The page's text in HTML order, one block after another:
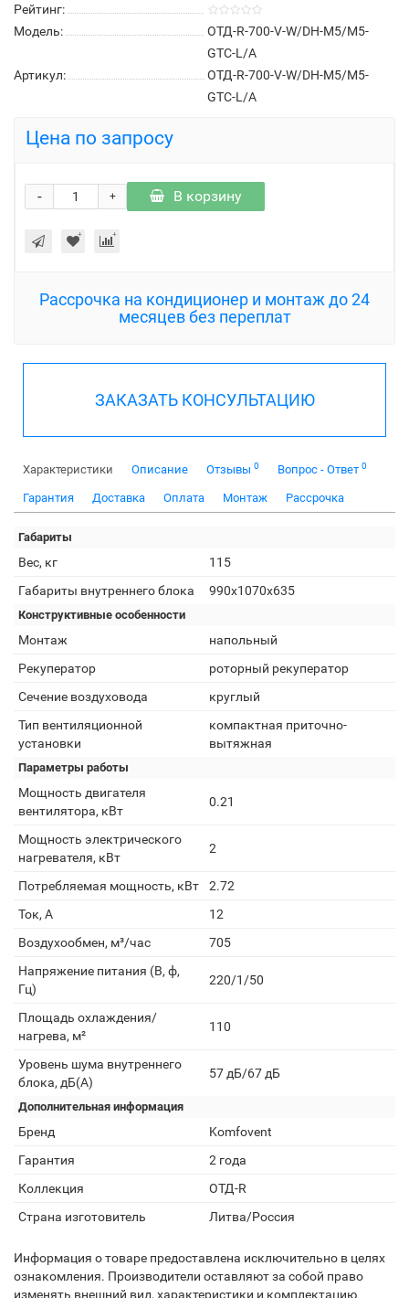
Рейтинг:
Модель:
ОТД-R-700-V-W/DH-M5/M5-
GTC-L/A
Артикул:
ОТД-R-700-V-W/DH-M5/M5-
GTC-L/A
Цена по запросу
+
- В корзину
Рассрочка на кондиционер и монтаж до 24
месяцев без переплат
ЗАКАЗАТЬ КОНСУЛЬТАЦИЮ
Характеристики Описание Отзывы 0 Вопрос - Ответ 0
Гарантия Доставка Оплата Монтаж Рассрочка
Габариты
Вес, кг
115
Габариты внутреннего блока
990x1070x635
Конструктивные особенности
Монтаж
напольный
Рекуператор
роторный рекуператор
Сечение воздуховода
круглый
Тип вентиляционной
установки
компактная приточно-
вытяжная
Параметры работы
Мощность двигателя
вентилятора, кВт
0.21
Мощность электрического
нагревателя, кВт
2
Потребляемая мощность, кВт
2.72
Ток, А
12
Воздухообмен, м³/час
705
Напряжение питания (В, ф,
Гц)
220/1/50
Площадь охлаждения/
нагрева, м²
110
Уровень шума внутреннего
блока, дБ(А)
57 дБ/67 дБ
Дополнительная информация
Бренд
Komfovent
Гарантия
2 года
Коллекция
ОТД-R
Страна изготовитель
Литва/Россия
Информация о товаре предоставлена исключительно в целях
ознакомления. Производители оставляют за собой право
изменять внешний вид, характеристики и комплектацию